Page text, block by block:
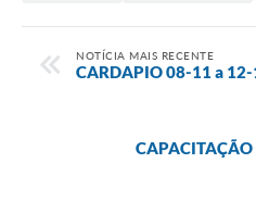
Educação
Infraestrutura
NOTÍCIA MAIS RECENTE
CARDAPIO 08-11 a 12-
CAPACITAÇÃO